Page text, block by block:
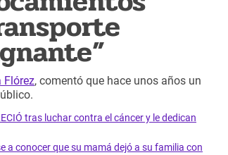
Flórez, comentó que hace unos años un
tras luchar contra el cáncer y le dedican
a conocer que su mamá dejó a su familia con